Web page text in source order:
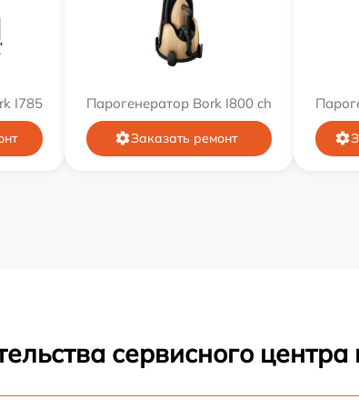
I785 Парогенератор Bork I800 ch
Заказать ремонт
сервисного